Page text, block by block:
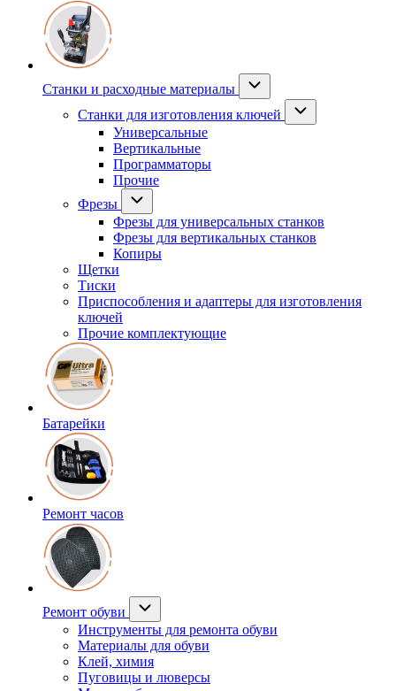
Станки и расходные материалы
Станки для изготовления ключей
Универсальные
Вертикальные
Программаторы
Прочие
Фрезы
Фрезы для универсальных станков
Фрезы для вертикальных станков
Копиры
Щетки
Тиски
Приспособления и адаптеры для изготовления
ключей
Прочие комплектующие
Батарейки
Ремонт часов
Ремонт обуви
Инструменты для ремонта обуви
Материалы для обуви
Клей, химия
Пуговицы и люверсы